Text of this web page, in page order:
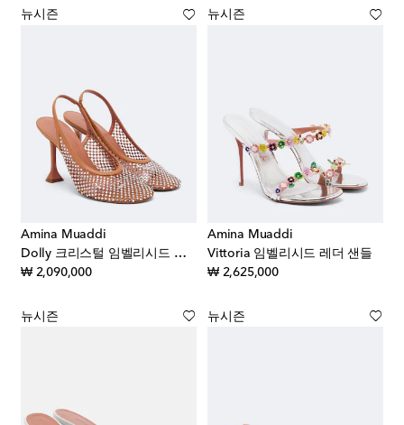
뉴시즌
Amina Muaddi
Dolly 크리스털 임벨리시드 슬링백 펌프스
₩ 2,090,000original price
뉴시즌
Amina Muaddi
Vittoria 임벨리시드 레더 샌들
₩ 2,625,000original price
뉴시즌 뉴시즌